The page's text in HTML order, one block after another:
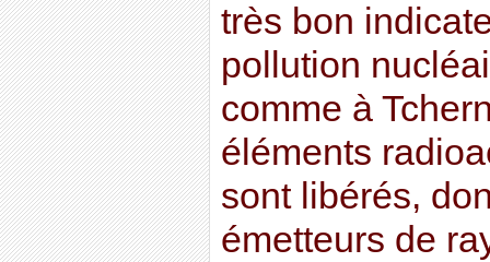
très bon
pollution
comme à
éléments
sont libérés,
émetteurs de